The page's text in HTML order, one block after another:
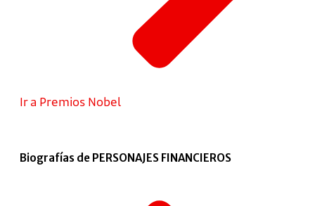
Ir a Premios Nobel
Biografías de PERSONAJES FINANCIEROS